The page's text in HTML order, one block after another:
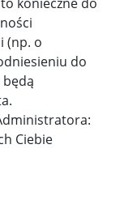
(np. o
do
Ciebie